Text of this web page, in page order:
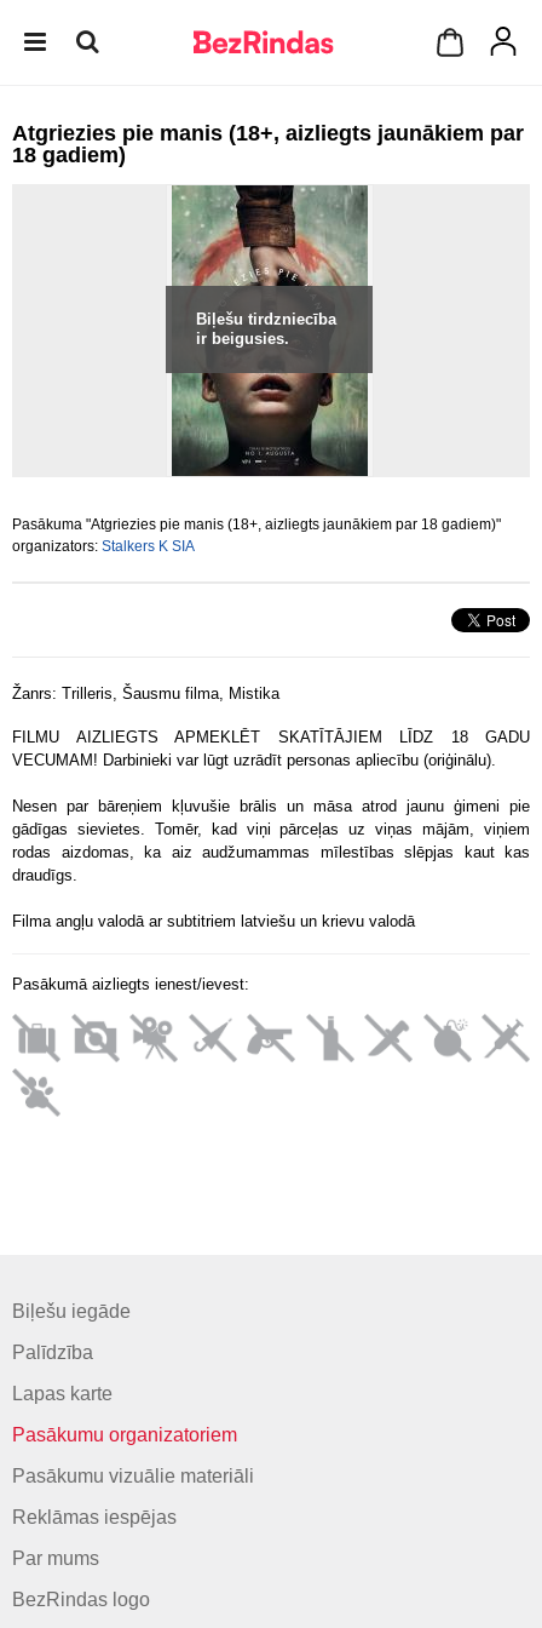
Atgriezies pie manis (18+, aizliegts jaunākiem par
18 gadiem)
Biļešu tirdzniecība
ir beigusies.
Pasākuma "Atgriezies pie manis (18+, aizliegts jaunākiem par 18 gadiem)"
organizators: Stalkers K SIA
Žanrs: Trilleris, Šausmu filma, Mistika
FILMU AIZLIEGTS APMEKLĒT SKATĪTĀJIEM LĪDZ 18 GADU
VECUMAM! Darbinieki var lūgt uzrādīt personas apliecību (oriģinālu).
Nesen par bāreņiem kļuvušie brālis un māsa atrod jaunu ģimeni pie
gādīgas sievietes. Tomēr, kad viņi pārceļas uz viņas mājām, viņiem
rodas aizdomas, ka aiz audžumammas mīlestības slēpjas kaut kas
draudīgs.
Filma angļu valodā ar subtitriem latviešu un krievu valodā
Pasākumā aizliegts ienest/ievest:
Biļešu iegāde
Palīdzība
Lapas karte
Pasākumu organizatoriem
Pasākumu vizuālie materiāli
Reklāmas iespējas
Par mums
BezRindas logo